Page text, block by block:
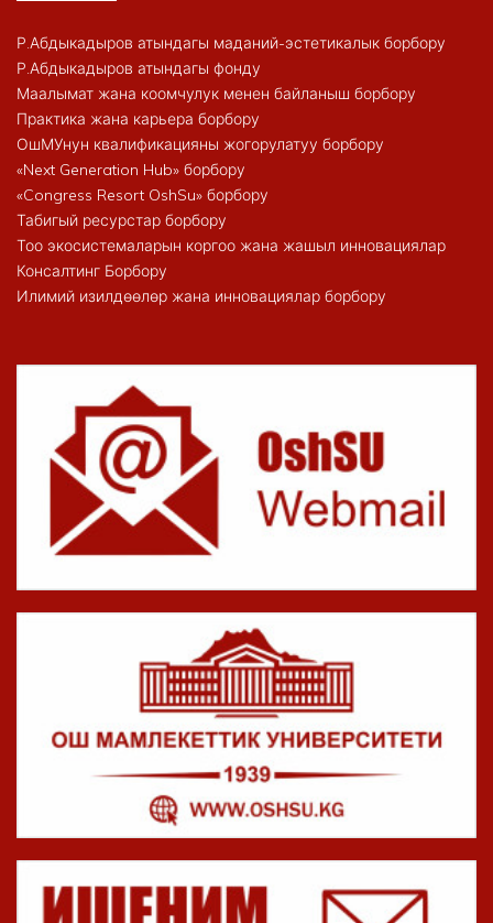
Р.Абдыкадыров атындагы маданий-эстетикалык борбору
Р.Абдыкадыров атындагы фонду
Маалымат жана коомчулук менен байланыш борбору
Практика жана карьера борбору
ОшМУнун квалификацияны жогорулатуу борбору
«Next Generation Hub» борбору
«Congress Resort OshSu» борбору
Табигый ресурстар борбору
Тоо экосистемаларын коргоо жана жашыл инновациялар
Консалтинг Борбору
Илимий изилдөөлөр жана инновациялар борбору